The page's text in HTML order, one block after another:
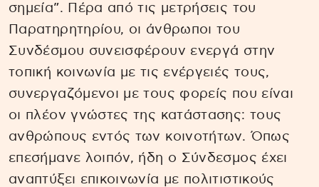
σημεία”. Πέρα από τις μετρήσεις του
Παρατηρητηρίου, οι άνθρωποι του
Συνδέσμου συνεισφέρουν ενεργά στην
τοπική κοινωνία με τις ενέργειές τους,
συνεργαζόμενοι με τους φορείς που είναι
οι πλέον γνώστες της κατάστασης: τους
ανθρώπους εντός των κοινοτήτων. Όπως
επεσήμανε λοιπόν, ήδη ο Σύνδεσμος έχει
αναπτύξει επικοινωνία με πολιτιστικούς